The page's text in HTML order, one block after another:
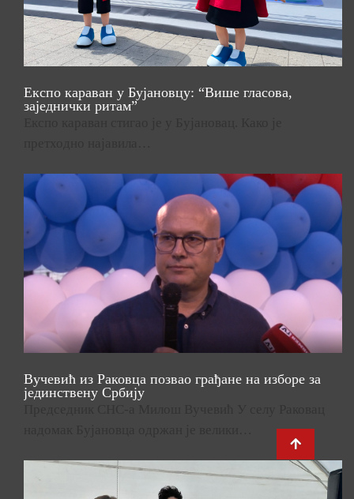
Експо караван у Бујановцу: “Више гласова,
заједнички ритам”
Вучевић из Раковца позвао грађане на изборе за
јединствену Србију